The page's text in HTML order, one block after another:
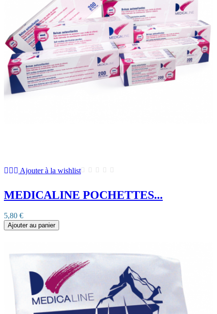
Ajouter à la wishlist
MEDICALINE POCHETTES...
5,80 €
Ajouter au panier